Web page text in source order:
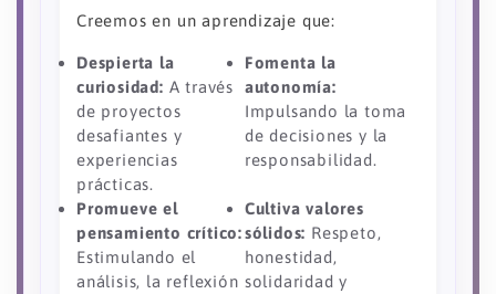
Creemos en un aprendizaje que:
Despierta la
curiosidad: A través
de proyectos
desafiantes y
experiencias
prácticas.
Fomenta la
autonomía:
Impulsando la toma
de decisiones y la
responsabilidad.
Promueve el
pensamiento crítico:
Estimulando el
análisis, la reflexión
Cultiva valores
sólidos: Respeto,
honestidad,
solidaridad y